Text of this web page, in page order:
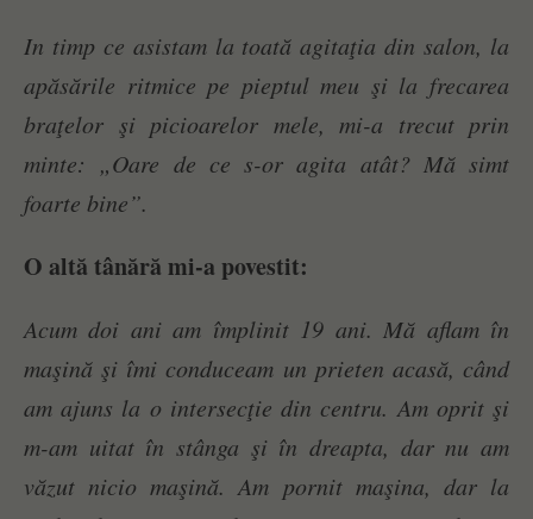
In timp ce asistam la toată agitaţia din salon, la
apăsările ritmice pe pieptul meu şi la frecarea
braţelor şi picioarelor mele, mi-a trecut prin
minte: „Oare de ce s-or agita atât? Mă simt
foarte bine”.
O altă tânără mi-a povestit:
Acum doi ani am împlinit 19 ani. Mă aflam în
maşină şi îmi conduceam un prieten acasă, când
am ajuns la o intersecţie din centru. Am oprit şi
m-am uitat în stânga şi în dreapta, dar nu am
văzut nicio maşină. Am pornit maşina, dar la